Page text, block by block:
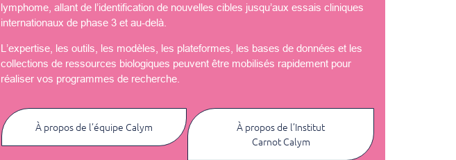
lymphome, allant de l’identification de nouvelles cibles jusqu’aux essais cliniques
internationaux de phase 3 et au-delà.
L’expertise, les outils, les modèles, les plateformes, les bases de données et les
collections de ressources biologiques peuvent être mobilisés rapidement pour
réaliser vos programmes de recherche.
À propos de l’équipe Calym
À propos de l’Institut
Carnot Calym